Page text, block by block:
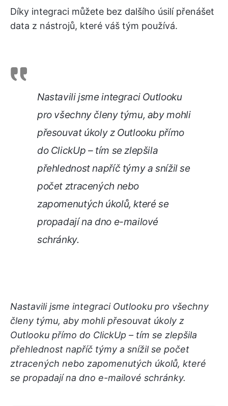
Díky integraci můžete bez dalšího úsilí přenášet
data z nástrojů, které váš tým používá.
Nastavili jsme integraci Outlooku
pro všechny členy týmu, aby mohli
přesouvat úkoly z Outlooku přímo
do ClickUp – tím se zlepšila
přehlednost napříč týmy a snížil se
počet ztracených nebo
zapomenutých úkolů, které se
propadají na dno e-mailové
schránky.
Nastavili jsme integraci Outlooku pro všechny
členy týmu, aby mohli přesouvat úkoly z
Outlooku přímo do ClickUp – tím se zlepšila
přehlednost napříč týmy a snížil se počet
ztracených nebo zapomenutých úkolů, které
se propadají na dno e-mailové schránky.